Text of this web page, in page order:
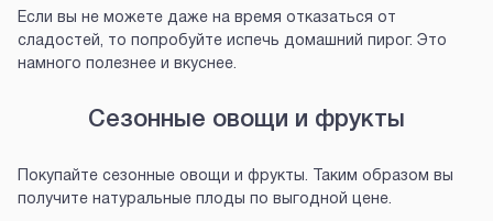
Если вы не можете даже на время отказаться от
сладостей, то попробуйте испечь домашний пирог. Это
намного полезнее и вкуснее.
Сезонные овощи и фрукты
Покупайте сезонные овощи и фрукты. Таким образом вы
получите натуральные плоды по выгодной цене.